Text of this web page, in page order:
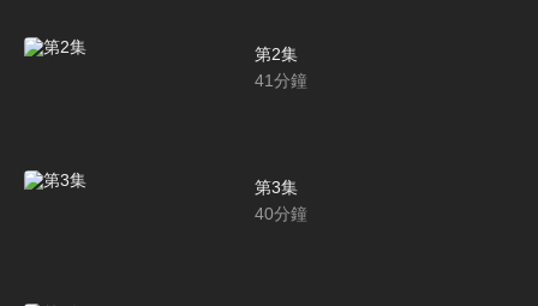
第2集
41分鐘
第3集
40分鐘